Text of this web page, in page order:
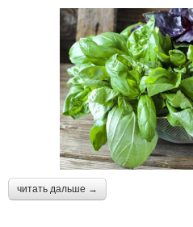
читать дальше →